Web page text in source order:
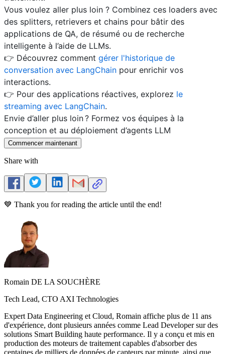
Vous voulez aller plus loin ? Combinez ces loaders avec
des splitters, retrievers et chains pour bâtir des
applications de QA, de résumé ou de recherche
intelligente à l’aide de LLMs.
👉 Découvrez comment gérer l'historique de
conversation avec LangChain pour enrichir vos
interactions.
👉 Pour des applications réactives, explorez le
streaming avec LangChain.
Envie d’aller plus loin ? Formez vos équipes à la
conception et au déploiement d’agents LLM
Commencer maintenant
Share with
💙 Thank you for reading the article until the end!
Romain DE LA SOUCHÈRE
Tech Lead, CTO AXI Technologies
Expert Data Engineering et Cloud, Romain affiche plus de 11 ans
d'expérience, dont plusieurs années comme Lead Developer sur des
solutions Smart Building haute performance. Il y a conçu et mis en
production des moteurs de traitement capables d'absorber des
centaines de milliers de données de capteurs par minute, ainsi que